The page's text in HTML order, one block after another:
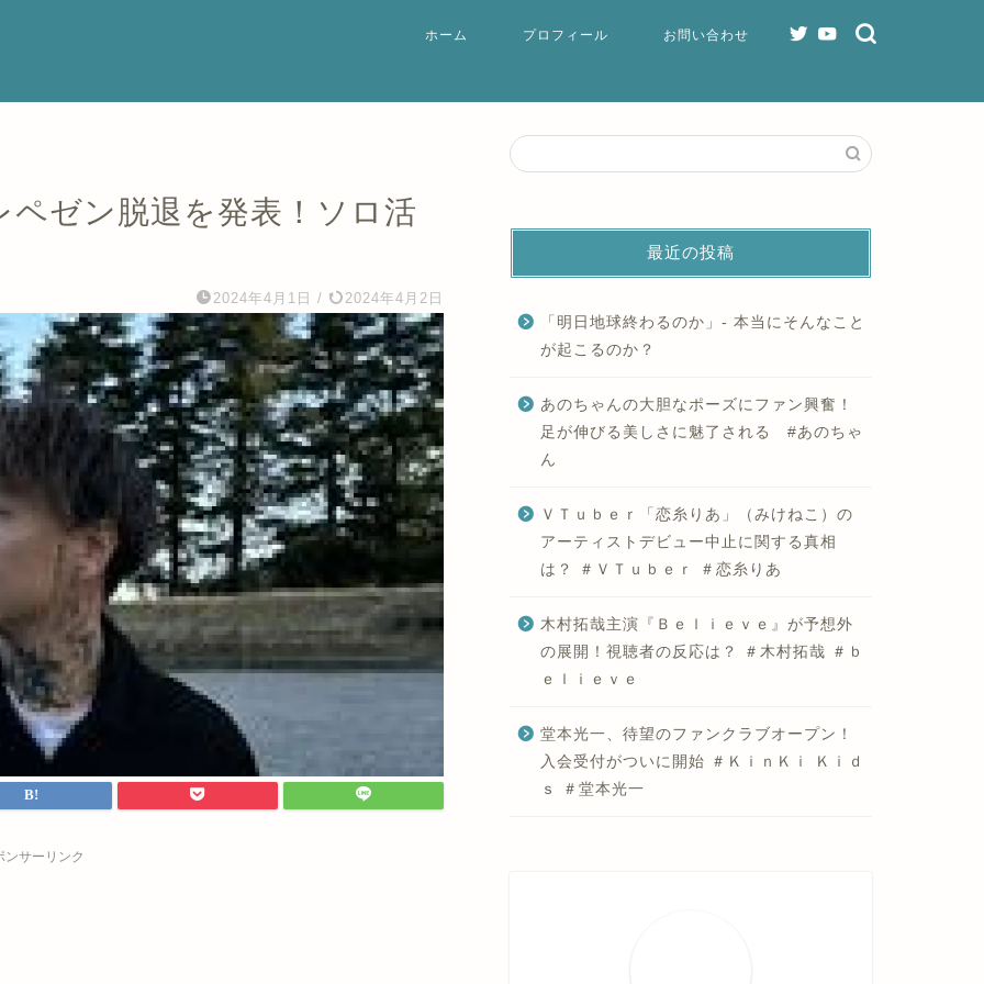
ホーム プロフィール お問い合わせ
ゼン脱退を発表！ソロ活
2024年4月1日 / 2024年4月2日
ンサーリンク
最近の投稿
「明日地球終わるのか」- 本当にそんなこと
が起こるのか？
あのちゃんの大胆なポーズにファン興奮！
足が伸びる美しさに魅了される #あのちゃ
ん
ＶＴｕｂｅｒ「恋糸りあ」（みけねこ）の
アーティストデビュー中止に関する真相
は？ ＃ＶＴｕｂｅｒ ＃恋糸りあ
木村拓哉主演『Ｂｅｌｉｅｖｅ』が予想外
の展開！視聴者の反応は？ ＃木村拓哉 ＃ｂ
ｅｌｉｅｖｅ
堂本光一、待望のファンクラブオープン！
入会受付がついに開始 ＃ＫｉｎＫｉ Ｋｉｄ
ｓ ＃堂本光一